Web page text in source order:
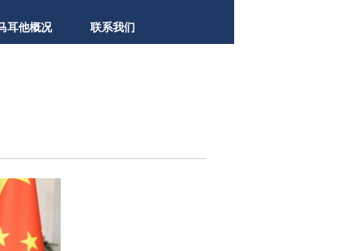
耳他概况 联系我们